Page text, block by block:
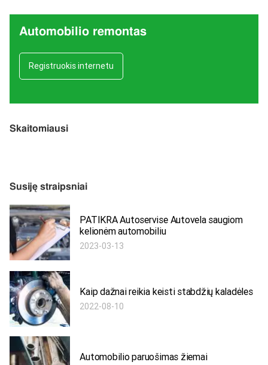
Automobilio remontas
Registruokis internetu
Skaitomiausi
Susiję straipsniai
PATIKRA Autoservise Autovela saugiom
kelionėm automobiliu
2023-03-13
Kaip dažnai reikia keisti stabdžių kaladėles
2022-08-10
Automobilio paruošimas žiemai